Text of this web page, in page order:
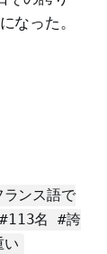
った。
ンス語で
名 #誇
い